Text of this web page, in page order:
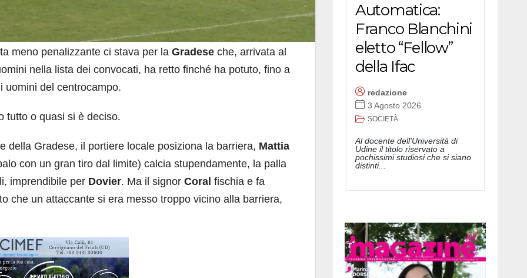
meno penalizzante ci stava per la Gradese che, arrivata al
nella lista dei convocati, ha retto finché ha potuto, fino a
uomini del centrocampo.
tutto o quasi si è deciso.
della Gradese, il portiere locale posiziona la barriera, Mattia
con un gran tiro dal limite) calcia stupendamente, la palla
imprendibile per Dovier. Ma il signor Coral fischia e fa
che un attaccante si era messo troppo vicino alla barriera,
Automatica:
Franco Blanchini
eletto “Fellow”
della Ifac
redazione
3 Agosto 2026
SOCIETÀ
Al docente dell'Università di
Udine il titolo riservato a
pochissimi studiosi che si siano
distinti...